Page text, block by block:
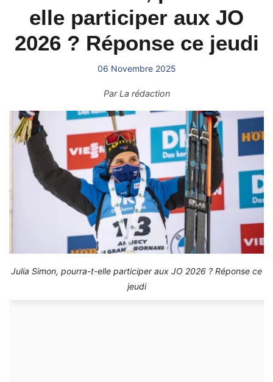
elle participer aux JO
2026 ? Réponse ce jeudi
06 Novembre 2025
ParLa rédaction
Julia Simon, pourra-t-elle participer aux JO 2026 ? Réponse ce
jeudi